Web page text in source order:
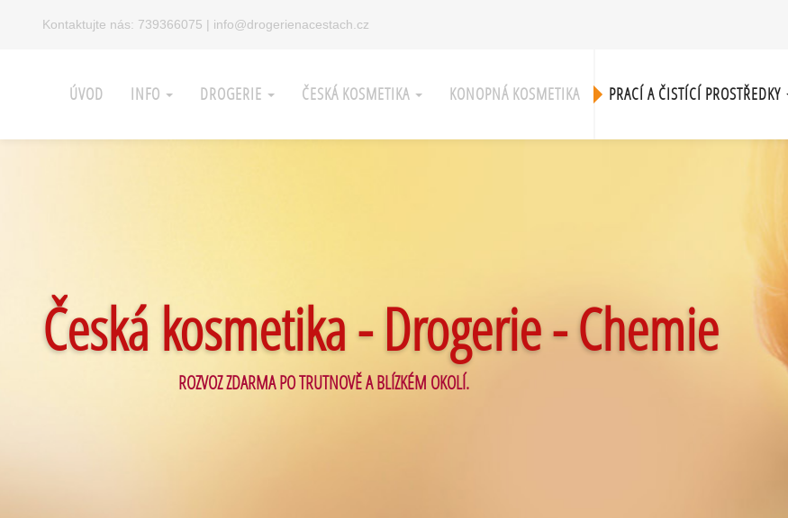
Kontaktujte nás: 739366075 | info@drogerienacestach.cz
ÚVOD INFO DROGERIE ČESKÁ KOSMETIKA KONOPNÁ KOSMETIKA PRACÍ A ČISTÍCÍ PROSTŘEDKY
Česká kosmetika - Drogerie - Chemie
ROZVOZ ZDARMA PO TRUTNOVĚ A BLÍZKÉM OKOLÍ.